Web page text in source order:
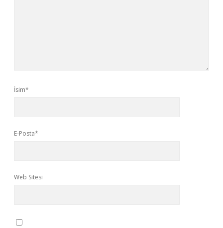
İsim*
E-Posta*
Web Sitesi